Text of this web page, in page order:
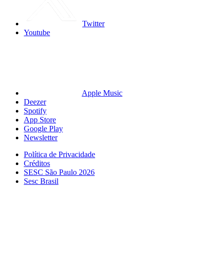
Twitter
Youtube
Apple Music
Deezer
Spotify
App Store
Google Play
Newsletter
Política de Privacidade
Créditos
SESC São Paulo 2026
Sesc Brasil